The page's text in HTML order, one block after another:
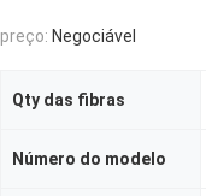
preço: Negociável
Qty das fibras
Número do modelo